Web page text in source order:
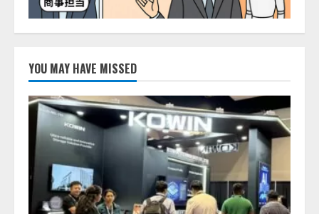
2026/08/07/13:53:50
4
ナレッジワーク、AIエンジニア油
開発をリード
2026/08/07/10:54:31
YOU MAY HAVE MISSED